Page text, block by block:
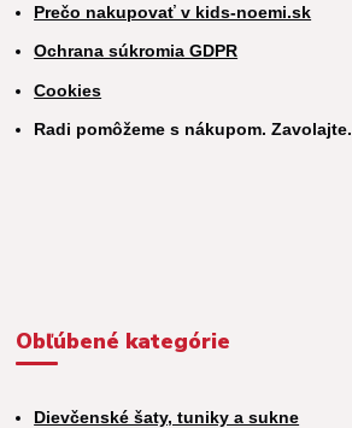
Prečo nakupovať v kids-noemi.sk
Ochrana súkromia GDPR
Cookies
Radi pomôžeme s nákupom. Zavolajte.
Obľúbené kategórie
Dievčenské šaty, tuniky a sukne